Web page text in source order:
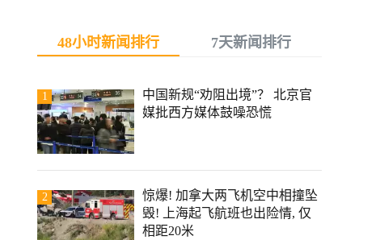
48小时新闻排行 7天新闻排行
1
中国新规“劝阻出境”？ 北京官
媒批西方媒体鼓噪恐慌
2
惊爆! 加拿大两飞机空中相撞坠
毁! 上海起飞航班也出险情, 仅
相距20米